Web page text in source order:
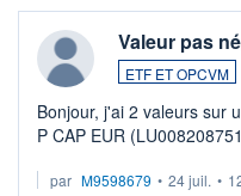
Valeur pas
ETF ET OPCVM
Bonjour, j'ai 2 valeurs sur
P CAP EUR
veux procéder à la vente,
par M9598679 • 24 juil. •